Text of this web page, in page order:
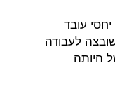
עובד
לעבודה
היותה